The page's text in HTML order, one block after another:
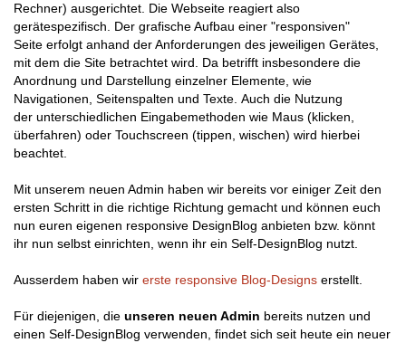
Rechner) ausgerichtet. Die Webseite reagiert also
gerätespezifisch. Der grafische Aufbau einer "responsiven"
Seite erfolgt anhand der Anforderungen des jeweiligen Gerätes,
mit dem die Site betrachtet wird. Da betrifft insbesondere die
Anordnung und Darstellung einzelner Elemente, wie
Navigationen, Seitenspalten und Texte. Auch die Nutzung
der unterschiedlichen Eingabemethoden wie Maus (klicken,
überfahren) oder Touchscreen (tippen, wischen) wird hierbei
beachtet.
Mit unserem neuen Admin haben wir bereits vor einiger Zeit den
ersten Schritt in die richtige Richtung gemacht und können euch
nun euren eigenen responsive DesignBlog anbieten bzw. könnt
ihr nun selbst einrichten, wenn ihr ein Self-DesignBlog nutzt.
Ausserdem haben wir erste responsive Blog-Designs erstellt.
Für diejenigen, die unseren neuen Admin bereits nutzen und
einen Self-DesignBlog verwenden, findet sich seit heute ein neuer